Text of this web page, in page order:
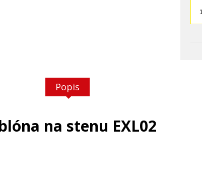
Popis
na stenu EXL02